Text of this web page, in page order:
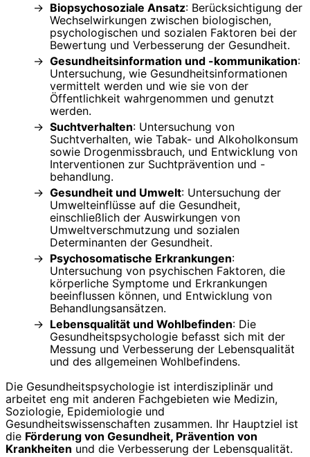
Biopsychosoziale Ansatz: Berücksichtigung der
Wechselwirkungen zwischen biologischen,
psychologischen und sozialen Faktoren bei der
Bewertung und Verbesserung der Gesundheit.
Gesundheitsinformation und -kommunikation:
Untersuchung, wie Gesundheitsinformationen
vermittelt werden und wie sie von der
Öffentlichkeit wahrgenommen und genutzt
werden.
Suchtverhalten: Untersuchung von
Suchtverhalten, wie Tabak- und Alkoholkonsum
sowie Drogenmissbrauch, und Entwicklung von
Interventionen zur Suchtprävention und -
behandlung.
Gesundheit und Umwelt: Untersuchung der
Umwelteinflüsse auf die Gesundheit,
einschließlich der Auswirkungen von
Umweltverschmutzung und sozialen
Determinanten der Gesundheit.
Psychosomatische Erkrankungen:
Untersuchung von psychischen Faktoren, die
körperliche Symptome und Erkrankungen
beeinflussen können, und Entwicklung von
Behandlungsansätzen.
Lebensqualität und Wohlbefinden: Die
Gesundheitspsychologie befasst sich mit der
Messung und Verbesserung der Lebensqualität
und des allgemeinen Wohlbefindens.
Die Gesundheitspsychologie ist interdisziplinär und
arbeitet eng mit anderen Fachgebieten wie Medizin,
Soziologie, Epidemiologie und
Gesundheitswissenschaften zusammen. Ihr Hauptziel ist
die Förderung von Gesundheit, Prävention von
Krankheiten und die Verbesserung der Lebensqualität.